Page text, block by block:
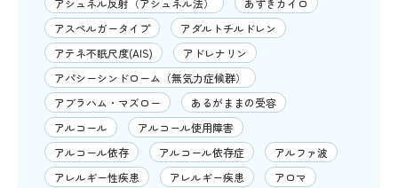
アシュネル反射（アシュネル法）
あずきカイロ
アスペルガータイプ
アダルトチルドレン
アテネ不眠尺度(AIS)
アドレナリン
アパシーシンドローム（無気力症候群）
アブラハム・マズロー
あるがままの受容
アルコール
アルコール使用障害
アルコール依存
アルコール依存症
アルファ波
アレルギー性疾患
アレルギー疾患
アロマ